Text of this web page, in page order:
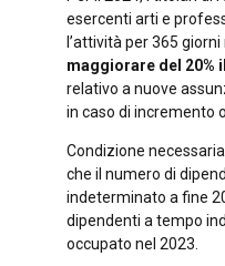
esercenti arti e
l’attività per 365
maggiorare del 20%
relativo a nuove
in caso di incremento
Condizione
che il numero di
indeterminato a fine
dipendenti a tempo
occupato nel 2023.